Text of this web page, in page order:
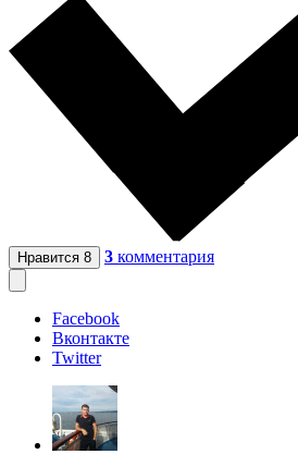
Нравится 8 3 комментария
Facebook
Вконтакте
Twitter